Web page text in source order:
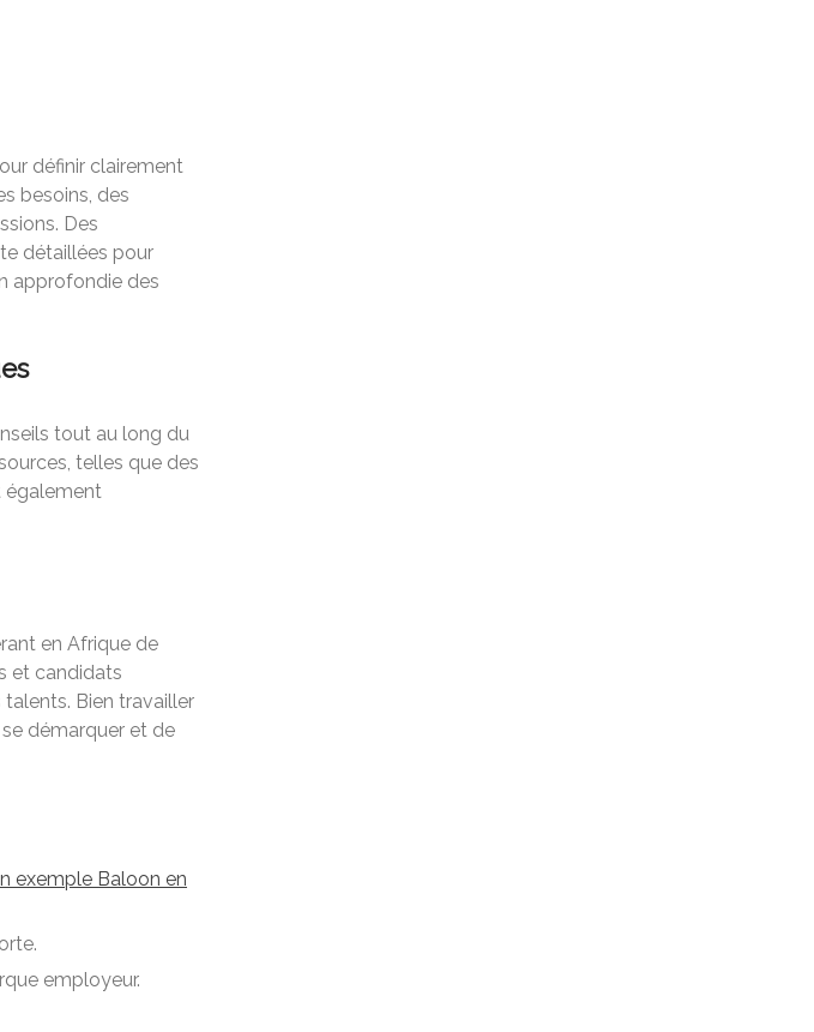
définir clairement
besoins, des
Des
détaillées pour
approfondie des
tout au long du
telles que des
également
en Afrique de
et candidats
Bien travailler
démarquer et de
exemple Baloon en
employeur.